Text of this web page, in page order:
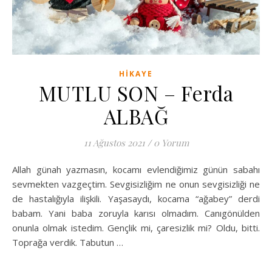
HIKAYE
MUTLU SON – Ferda
ALBAĞ
11 Ağustos 2021 / 0 Yorum
Allah günah yazmasın, kocamı evlendiğimiz günün sabahı
sevmekten vazgeçtim. Sevgisizliğim ne onun sevgisizliği ne
de hastalığıyla ilişkili. Yaşasaydı, kocama “ağabey” derdi
babam. Yani baba zoruyla karısı olmadım. Canıgönülden
onunla olmak istedim. Gençlik mi, çaresizlik mi? Oldu, bitti.
Toprağa verdik. Tabutun …